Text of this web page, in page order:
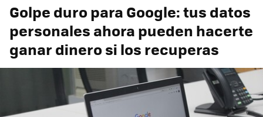
Golpe duro para Google: tus datos
personales ahora pueden hacerte
ganar dinero si los recuperas